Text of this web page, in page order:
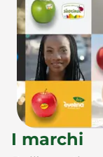
I marchi